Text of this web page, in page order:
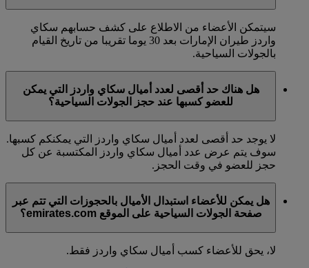
سيتمكن الأعضاء من الاطلاع على كشف حسابهم سكاي
واردز طيران الإمارات بعد 30 يوما تقريبا من تاريخ القيام
بالجولات السياحية.
هل هناك حد أقصى لعدد أميال سكاي واردز التي يمكن
للعضو كسبها عند حجز الجولات السياحية؟
لا يوجد حد أقصى لعدد أميال سكاي واردز التي يمكنكم كسبها.
سوف يتم عرض عدد أميال سكاي واردز المكتسبة عن كل
حجز للعضو في وقت الحجز.
هل يمكن للأعضاء استبدال الأميال بالحجوزات التي تتم عبر
صفحة الجولات السياحية على الموقع emirates.com؟
لا، يحق للأعضاء كسب أميال سكاي واردز فقط.